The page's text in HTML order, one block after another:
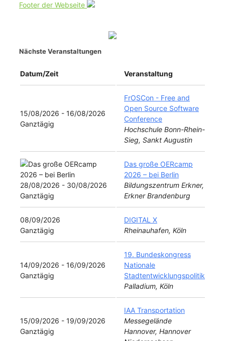
Footer der Webseite
Nächste Veranstaltungen
Datum/Zeit Veranstaltung
15/08/2026 - 16/08/2026
Ganztägig
FrOSCon - Free and
Open Source Software
Conference
Hochschule Bonn-Rhein-
Sieg, Sankt Augustin
28/08/2026 - 30/08/2026
Ganztägig
Das große OERcamp
2026 – bei Berlin
Bildungszentrum Erkner,
Erkner Brandenburg
08/09/2026
Ganztägig
DIGITAL X
Rheinauhafen, Köln
14/09/2026 - 16/09/2026
Ganztägig
19. Bundeskongress
Nationale
Stadtentwicklungspolitik
Palladium, Köln
15/09/2026 - 19/09/2026
Ganztägig
IAA Transportation
Messegelände
Hannover, Hannover